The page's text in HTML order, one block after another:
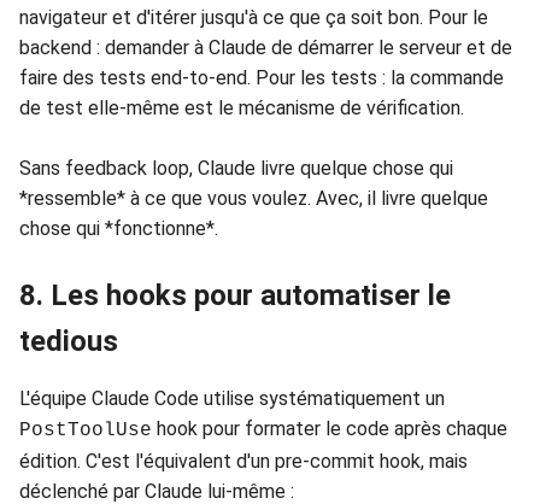
navigateur et d'itérer jusqu'à ce que ça soit bon. Pour le
backend : demander à Claude de démarrer le serveur et de
faire des tests end-to-end. Pour les tests : la commande
de test elle-même est le mécanisme de vérification.
Sans feedback loop, Claude livre quelque chose qui
*ressemble* à ce que vous voulez. Avec, il livre quelque
chose qui *fonctionne*.
8. Les hooks pour automatiser le
tedious
L'équipe Claude Code utilise systématiquement un
PostToolUse hook pour formater le code après chaque
édition. C'est l'équivalent d'un pre-commit hook, mais
déclenché par Claude lui-même :